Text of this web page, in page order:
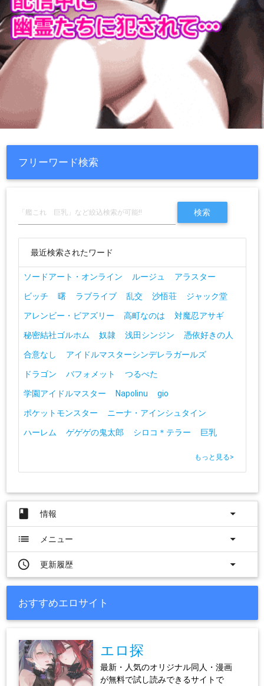
フリーワード検索
最近検索されたワード
ソードアート・オンライン ルージュ
アラスター
ビッチ
曙 ラブライブ 乱交 沙悟荘
ジャック堂
アレンビー・ビアズリー
高町なのは
対魔忍アサギ
秘密結社ゴルホム
奴隷 浅田シンジン
憑依好きの人
合意なし
アイドルマスターシンデレラガールズ
ドラゴン
バフォメット
つるぺた
学園アイドルマスター
Napolinu
gio
ポケットモンスター
ニーナ・アインシュタイン
ハーレム
ゲゲゲの鬼太郎 シロコ＊テラー 巨乳
もっと見る>
book 情報
arrow_drop_down
list
メニュー
arrow_drop_down
access_time
更新履歴 arrow_drop_down
おすすめエロサイト
エロ探
最新・人気のオリジナル同人・漫画
が無料で試し読みできるサイトで